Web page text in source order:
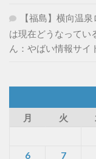
【福島】横向温
は現在どうなってい
ん：やばい情報サイ
月
火
6
7